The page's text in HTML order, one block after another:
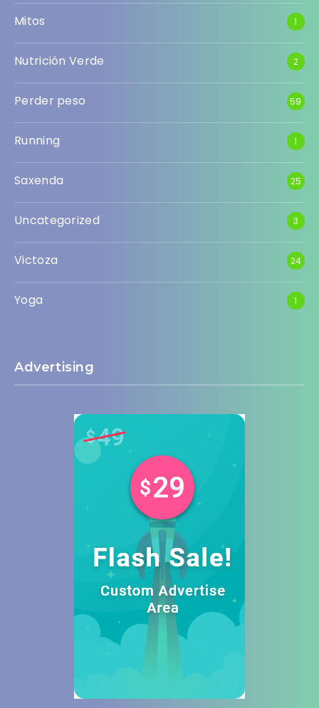
Mitos 1
Nutrición Verde 2
Perder peso 59
Running 1
Saxenda 25
Uncategorized 3
Victoza 24
Yoga 1
Advertising